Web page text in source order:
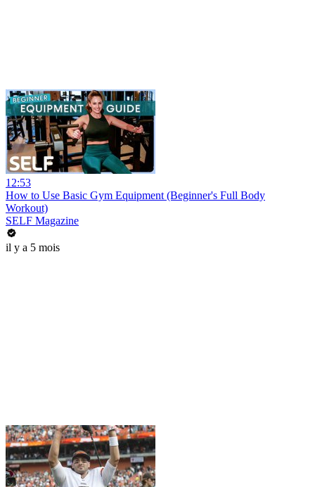
12:53
How to Use Basic Gym Equipment (Beginner's Full Body
Workout)
SELF Magazine
il y a 5 mois